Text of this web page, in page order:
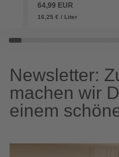
64,99 EUR
16,25 € / Liter
Newsletter:
machen wir
einem